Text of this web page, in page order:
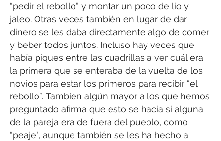
“pedir el rebollo” y montar un poco de lío y
jaleo. Otras veces también en lugar de dar
dinero se les daba directamente algo de comer
y beber todos juntos. Incluso hay veces que
había piques entre las cuadrillas a ver cuál era
la primera que se enteraba de la vuelta de los
novios para estar los primeros para recibir “el
rebollo”. También algún mayor a los que hemos
preguntado afirma que esto se hacía si alguna
de la pareja era de fuera del pueblo, como
“peaje”, aunque también se les ha hecho a